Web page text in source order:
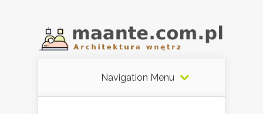
Navigation Menu